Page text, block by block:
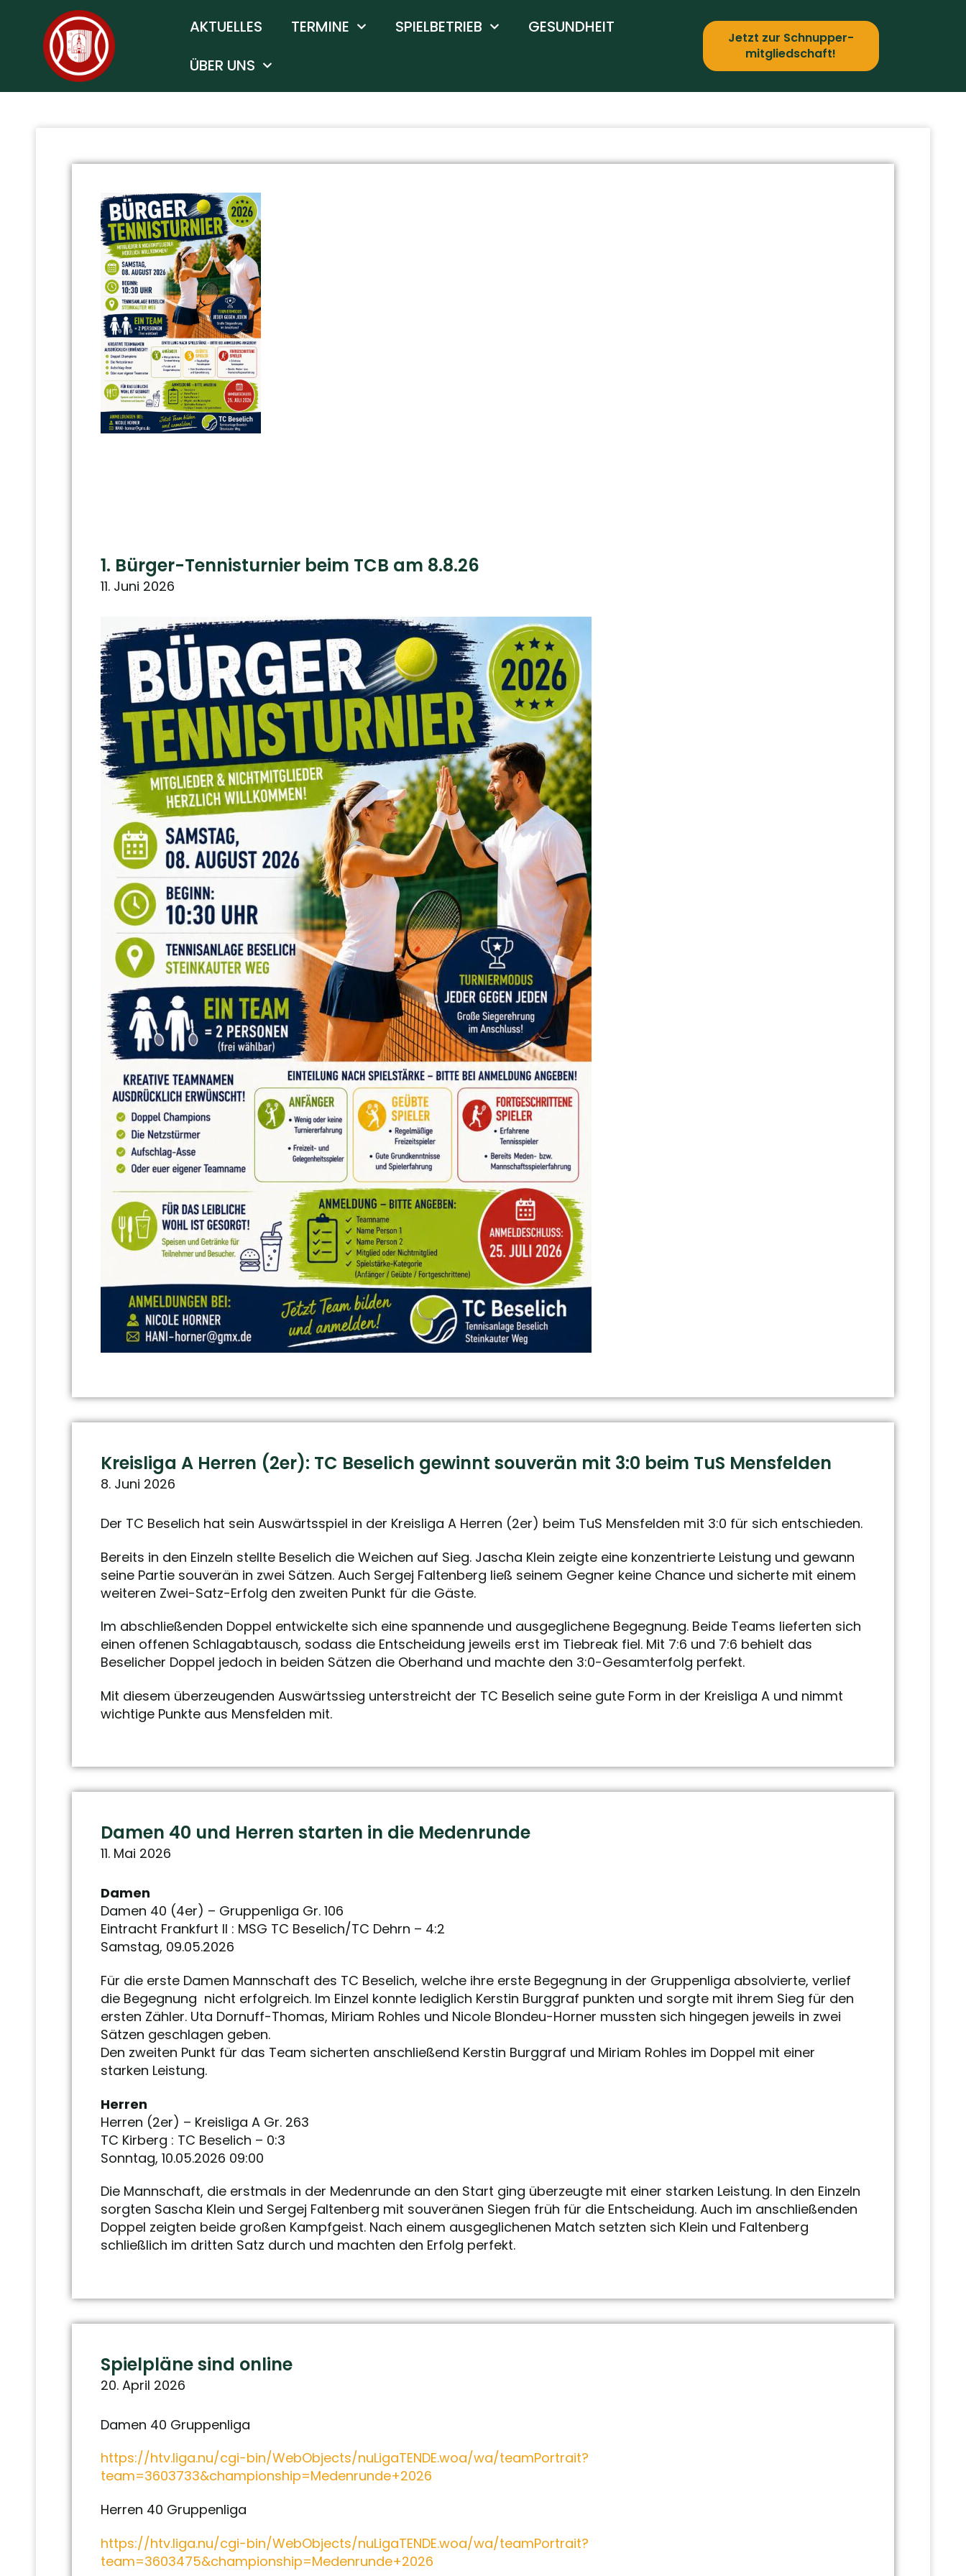
AKTUELLES TERMINE SPIELBETRIEB
GESUNDHEIT
ÜBER UNS
Jetzt zur Schnupper­
mitgliedschaft!
1. Bürger-Tennisturnier beim TCB am 8.8.26
11. Juni 2026
Kreisliga A Herren (2er): TC Beselich gewinnt souverän mit 3:0 beim TuS Mensfelden
8. Juni 2026
Der TC Beselich hat sein Auswärtsspiel in der Kreisliga A Herren (2er) beim TuS Mensfelden mit 3:0 für sich entschieden.
Bereits in den Einzeln stellte Beselich die Weichen auf Sieg. Jascha Klein zeigte eine konzentrierte Leistung und gewann
seine Partie souverän in zwei Sätzen. Auch Sergej Faltenberg ließ seinem Gegner keine Chance und sicherte mit einem
weiteren Zwei-Satz-Erfolg den zweiten Punkt für die Gäste.
Im abschließenden Doppel entwickelte sich eine spannende und ausgeglichene Begegnung. Beide Teams lieferten sich
einen offenen Schlagabtausch, sodass die Entscheidung jeweils erst im Tiebreak fiel. Mit 7:6 und 7:6 behielt das
Beselicher Doppel jedoch in beiden Sätzen die Oberhand und machte den 3:0-Gesamterfolg perfekt.
Mit diesem überzeugenden Auswärtssieg unterstreicht der TC Beselich seine gute Form in der Kreisliga A und nimmt
wichtige Punkte aus Mensfelden mit.
Damen 40 und Herren starten in die Medenrunde
11. Mai 2026
Damen
Damen 40 (4er) – Gruppenliga Gr. 106
Eintracht Frankfurt II : MSG TC Beselich/TC Dehrn – 4:2
Samstag, 09.05.2026
Für die erste Damen Mannschaft des TC Beselich, welche ihre erste Begegnung in der Gruppenliga absolvierte, verlief
die Begegnung nicht erfolgreich. Im Einzel konnte lediglich Kerstin Burggraf punkten und sorgte mit ihrem Sieg für den
ersten Zähler. Uta Dornuff-Thomas, Miriam Rohles und Nicole Blondeu-Horner mussten sich hingegen jeweils in zwei
Sätzen geschlagen geben.
Den zweiten Punkt für das Team sicherten anschließend Kerstin Burggraf und Miriam Rohles im Doppel mit einer
starken Leistung.
Herren
Herren (2er) – Kreisliga A Gr. 263
TC Kirberg : TC Beselich – 0:3
Sonntag, 10.05.2026 09:00
Die Mannschaft, die erstmals in der Medenrunde an den Start ging überzeugte mit einer starken Leistung. In den Einzeln
sorgten Sascha Klein und Sergej Faltenberg mit souveränen Siegen früh für die Entscheidung. Auch im anschließenden
Doppel zeigten beide großen Kampfgeist. Nach einem ausgeglichenen Match setzten sich Klein und Faltenberg
schließlich im dritten Satz durch und machten den Erfolg perfekt.
Spielpläne sind online
20. April 2026
Damen 40 Gruppenliga
https://htv.liga.nu/cgi-bin/WebObjects/nuLigaTENDE.woa/wa/teamPortrait?
team=3603733&championship=Medenrunde+2026
Herren 40 Gruppenliga
https://htv.liga.nu/cgi-bin/WebObjects/nuLigaTENDE.woa/wa/teamPortrait?
team=3603475&championship=Medenrunde+2026